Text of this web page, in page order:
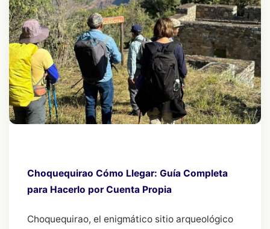
Choquequirao Cómo Llegar: Guía Completa
para Hacerlo por Cuenta Propia
Choquequirao, el enigmático sitio arqueológico